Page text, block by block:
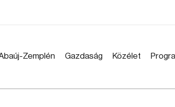
Zemplén Gazdaság Közélet